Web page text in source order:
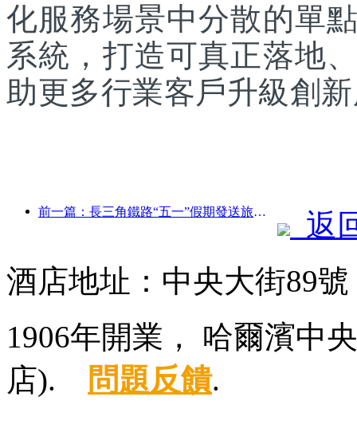
化服務場景中分散的單
系統，打造可真正落地
助更多行業客戶升級創
前一篇：長三角鐵路“五一”假期發送旅客超2138萬人次
返
酒店地址：中央大街89
1906年開業， 哈爾濱中
店).
問題反饋.